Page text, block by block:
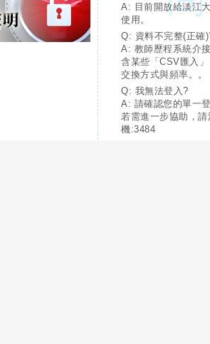
A: 目前開放給淡江
使用。
Q: 資料不完整(正確
A: 教師歷程系統介
含某些「CSV匯入
交換方式與頻率。。
Q: 我無法登入?
A: 請確認您的單一
若需進一步協助，
機:3484